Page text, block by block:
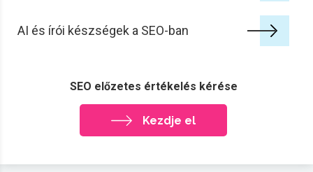
AI és írói készségek a SEO-ban
SEO előzetes értékelés kérése
Kezdje el